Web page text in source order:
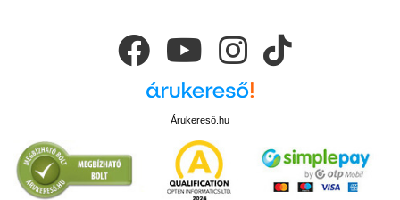
Árukereső.hu